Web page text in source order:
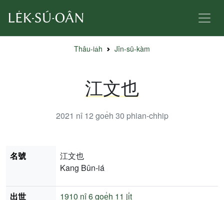
Thâu-ia̍h Jîn-sū-kàm
江文也
2021 nî 12 goe̍h 30 phian-chhip
名號
江文也
Kang Bûn-iá
出世 1910 nî6 goe̍h 11 ji̍t